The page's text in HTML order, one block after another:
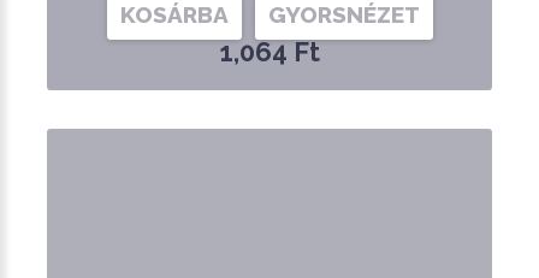
1,064 Ft
KOSÁRBA GYORSNÉZET